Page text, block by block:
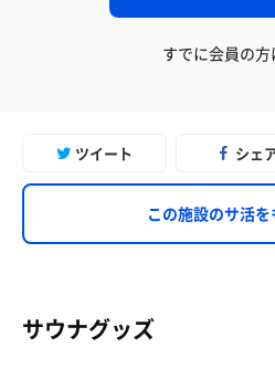
すでに会員の方
ツイート シェ
この施設のサ活
サウナグッズ